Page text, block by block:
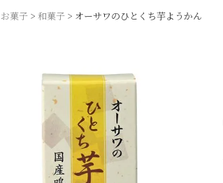
お菓子 和菓子 オーサワのひとくち芋ようかん